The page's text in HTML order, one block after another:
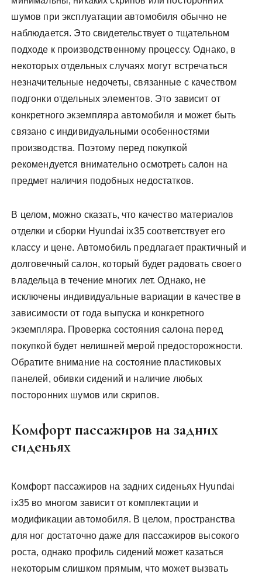
шумов при эксплуатации автомобиля обычно не
наблюдается. Это свидетельствует о тщательном
подходе к производственному процессу. Однако, в
некоторых отдельных случаях могут встречаться
незначительные недочеты, связанные с качеством
подгонки отдельных элементов. Это зависит от
конкретного экземпляра автомобиля и может быть
связано с индивидуальными особенностями
производства. Поэтому перед покупкой
рекомендуется внимательно осмотреть салон на
предмет наличия подобных недостатков.
В целом, можно сказать, что качество материалов
отделки и сборки Hyundai ix35 соответствует его
классу и цене. Автомобиль предлагает практичный и
долговечный салон, который будет радовать своего
владельца в течение многих лет. Однако, не
исключены индивидуальные вариации в качестве в
зависимости от года выпуска и конкретного
экземпляра. Проверка состояния салона перед
покупкой будет нелишней мерой предосторожности.
Обратите внимание на состояние пластиковых
панелей, обивки сидений и наличие любых
посторонних шумов или скрипов.
Комфорт пассажиров на задних
сиденьях
Комфорт пассажиров на задних сиденьях Hyundai
ix35 во многом зависит от комплектации и
модификации автомобиля. В целом, пространства
для ног достаточно даже для пассажиров высокого
роста, однако профиль сидений может казаться
некоторым слишком прямым, что может вызвать